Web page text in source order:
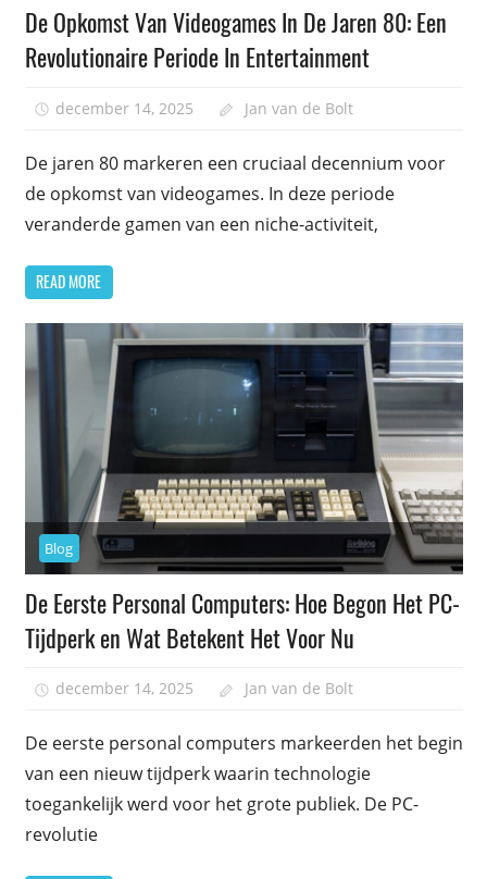
De Opkomst Van Videogames In De Jaren 80: Een
Revolutionaire Periode In Entertainment
december 14, 2025 Jan van de Bolt
De jaren 80 markeren een cruciaal decennium voor
de opkomst van videogames. In deze periode
veranderde gamen van een niche-activiteit,
READ MORE
Blog
De Eerste Personal Computers: Hoe Begon Het PC-
Tijdperk en Wat Betekent Het Voor Nu
december 14, 2025 Jan van de Bolt
De eerste personal computers markeerden het begin
van een nieuw tijdperk waarin technologie
toegankelijk werd voor het grote publiek. De PC-
revolutie